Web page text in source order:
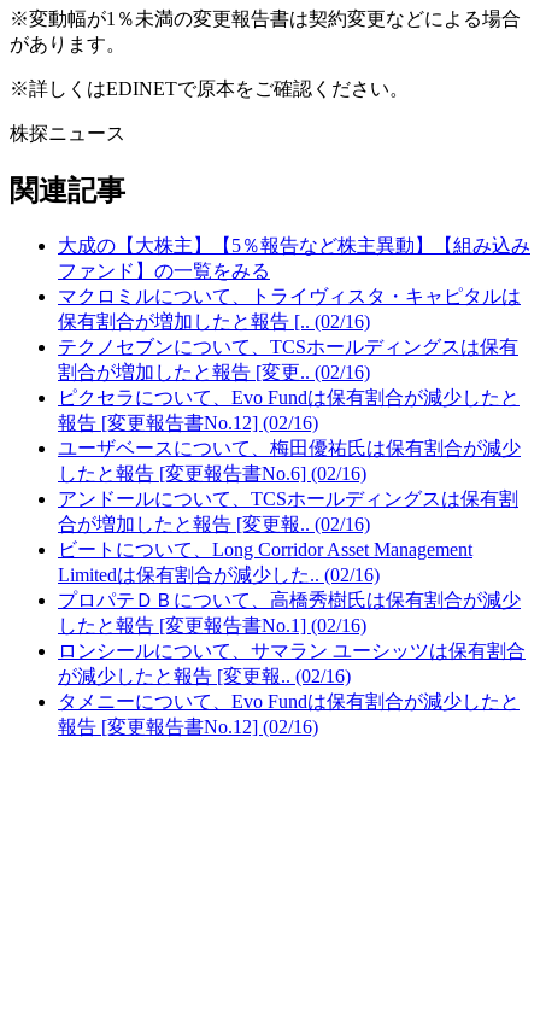
※変動幅が1％未満の変更報告書は契約変更などによる場合
があります。
※詳しくはEDINETで原本をご確認ください。
株探ニュース
関連記事
大成の【大株主】【5％報告など株主異動】【組み込み
ファンド】の一覧をみる
マクロミルについて、トライヴィスタ・キャピタルは
保有割合が増加したと報告 [.. (02/16)
テクノセブンについて、TCSホールディングスは保有
割合が増加したと報告 [変更.. (02/16)
ピクセラについて、Evo Fundは保有割合が減少したと
報告 [変更報告書No.12] (02/16)
ユーザベースについて、梅田優祐氏は保有割合が減少
したと報告 [変更報告書No.6] (02/16)
アンドールについて、TCSホールディングスは保有割
合が増加したと報告 [変更報.. (02/16)
ビートについて、Long Corridor Asset Management
Limitedは保有割合が減少した.. (02/16)
プロパテＤＢについて、高橋秀樹氏は保有割合が減少
したと報告 [変更報告書No.1] (02/16)
ロンシールについて、サマラン ユーシッツは保有割合
が減少したと報告 [変更報.. (02/16)
タメニーについて、Evo Fundは保有割合が減少したと
報告 [変更報告書No.12] (02/16)